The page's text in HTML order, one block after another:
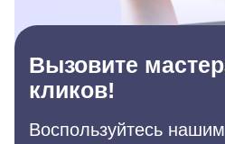
Вызовите
кликов!
Воспользуйтесь